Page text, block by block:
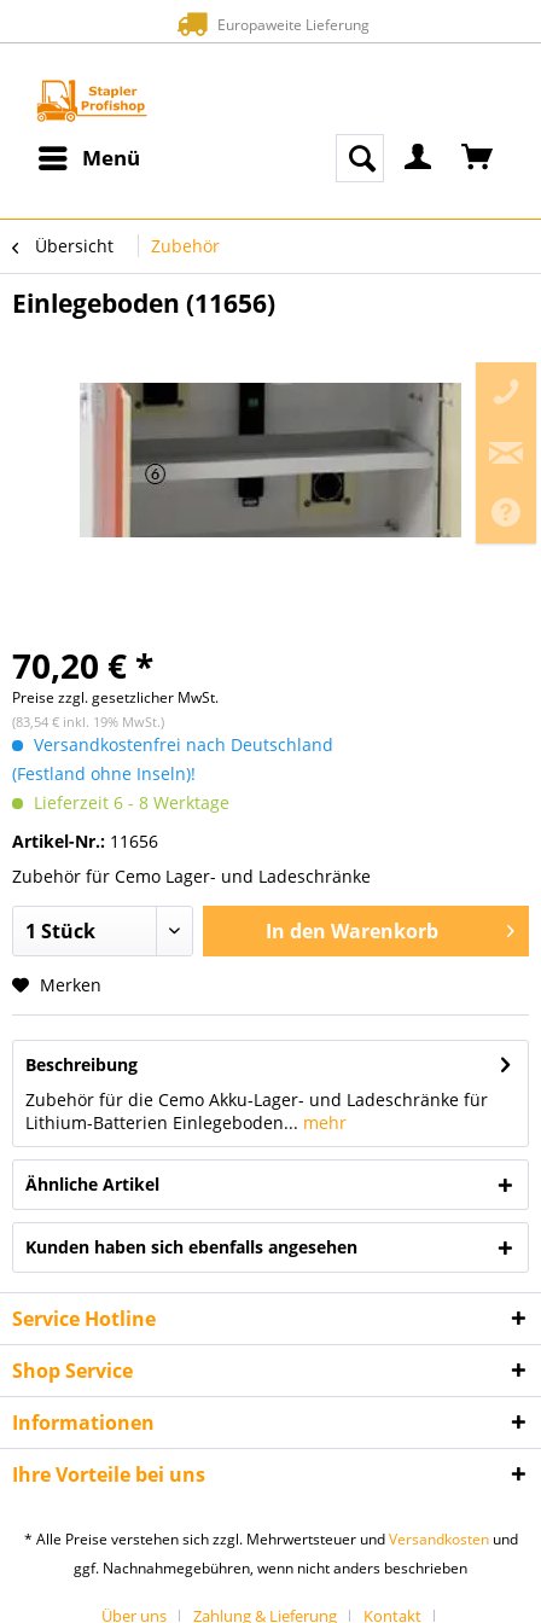
Europaweite Lieferung
Menü
Übersicht Zubehör
Einlegeboden (11656)
70,20 € *
Preise zzgl. gesetzlicher MwSt.
(83,54 € inkl. 19% MwSt.)
Versandkostenfrei nach Deutschland
(Festland ohne Inseln)!
Lieferzeit 6 - 8 Werktage
Artikel-Nr.: 11656
Zubehör für Cemo Lager- und Ladeschränke
In den Warenkorb
Merken
Beschreibung
Zubehör für die Cemo Akku-Lager- und Ladeschränke für
Lithium-Batterien Einlegeboden... mehr
Ähnliche Artikel
Kunden haben sich ebenfalls angesehen
Service Hotline
Shop Service
Informationen
Ihre Vorteile bei uns
* Alle Preise verstehen sich zzgl. Mehrwertsteuer undVersandkostenund
ggf. Nachnahmegebühren, wenn nicht anders beschrieben
Über uns Zahlung & Lieferung Kontakt